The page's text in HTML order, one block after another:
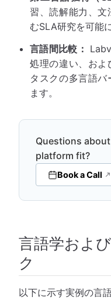
習、読解能力、
むSLA研究を可能
言語間比較：
処理の違い、およ
タスクの多言語
ます。
Questions
platform fit?
Book a Call
言語学およ
ク
以下に示す実例の言